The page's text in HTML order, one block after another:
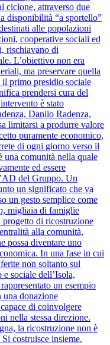
ciclone, attraverso due
disponibilità “a sportello”
alle popolazioni
cooperative sociali ed
rischiavano di
L’obiettivo non era
ma preservare quella
il primo presidio sociale
prendersi cura del
è stato
Danilo Radenza,
limitarsi a produrre valore
puramente economico,
di ogni giorno verso il
una comunità nella quale
ed essere
del Gruppo. Un
un significato che va
un gesto semplice come
migliaia di famiglie
di ricostruzione
alla comunità,
possa diventare uno
In una fase in cui
non soltanto sul
sociale dell’Isola,
un esempio
una donazione
di coinvolgere
nella stessa direzione.
la ricostruzione non è
costruisce insieme.